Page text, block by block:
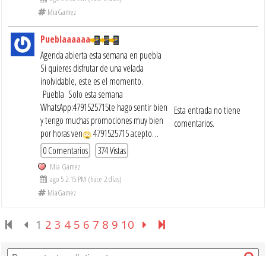
MiaGamez
Pueblaaaaaa
Agenda abierta esta semana en puebla
Si quieres disfrutar de una velada
inolvidable, este es el momento.
Puebla Solo esta semana
WhatsApp:4791525715te hago sentir bien
y tengo muchas promociones muy bien
por horas ven
4791525715 acepto…
0 Comentarios
374 Vistas
Mia Gamez
ago 5 2:15 PM (hace 2 días)
MiaGamez
Esta entrada no tiene
comentarios.
1 2 3 4 5 6 7 8 9 10